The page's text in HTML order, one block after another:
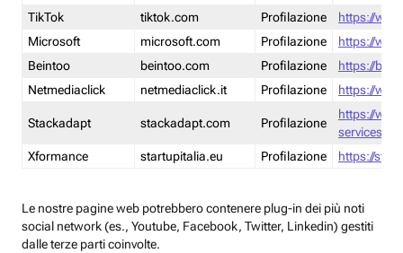
TikTok
tiktok.com Profilazione
https://
Microsoft
microsoft.com Profilazione
https://
Beintoo
beintoo.com Profilazione
https://
Netmediaclick
netmediaclick.it Profilazione https://
Stackadapt stackadapt.com Profilazione
https://
services-
Xformance
startupitalia.eu Profilazione https://
Le nostre pagine web potrebbero contenere plug-in dei più noti
social network (es., Youtube, Facebook, Twitter, Linkedin) gestiti
dalle terze parti coinvolte.